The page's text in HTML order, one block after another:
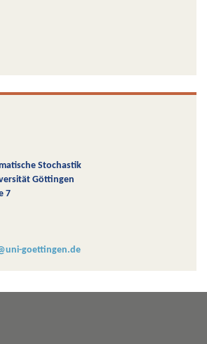
Stochastik
Göttingen
7
goettingen.de